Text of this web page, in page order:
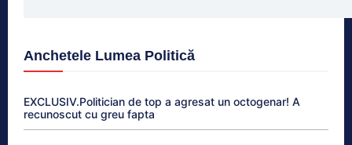
Anchetele Lumea Politică
EXCLUSIV.Politician de top a agresat un octogenar! A
recunoscut cu greu fapta